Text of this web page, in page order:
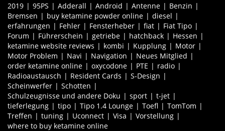
2019 95PS Adderall Android Antenne
Benzin
Bremsen
buy ketamine powder online
diesel
erfahrungen
Fehler Fensterheber fiat
Fiat Tipo
Forum
Führerschein getriebe hatchback
Hessen
ketamine website reviews
kombi Kupplung
Motor
Motor Problem
Navi Navigation
Neues Mitglied
order ketamine online
oxycodone PTE
radio
Radioaustausch
Resident Cards
S-Design
Scheinwerfer
Schotten
Schulzeugnisse und andere Doku
sport
t-jet
tieferlegung
tipo Tipo 1.4 Lounge Toefl
TomTom
Treffen
tuning Uconnect Visa
Vorstellung
where to buy ketamine online